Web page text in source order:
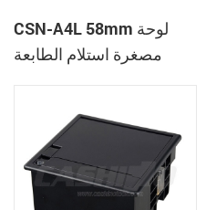
CSN-A4L 58mm لوحة
مصغرة استلام الطابعة